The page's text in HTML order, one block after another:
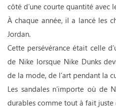
côté d’une courte quantité avec
À chaque année, il a lancé les
Jordan.
Cette persévérance était celle
de Nike lorsque Nike Dunks
de la mode, de l’art pendant la
Les sandales n’importe où de
durables comme tout à fait juste